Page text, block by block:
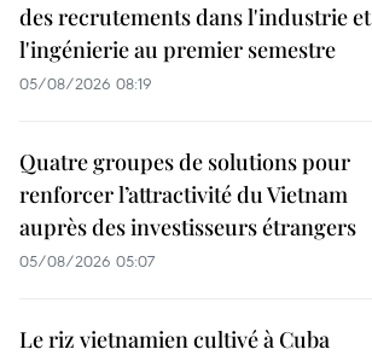
des recrutements dans l'industrie et
l'ingénierie au premier semestre
05/08/2026 08:19
Quatre groupes de solutions pour
renforcer l’attractivité du Vietnam
auprès des investisseurs étrangers
05/08/2026 05:07
Le riz vietnamien cultivé à Cuba